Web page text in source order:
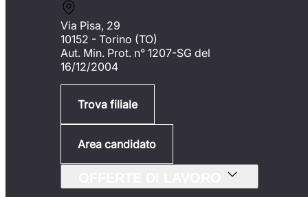
Via Pisa, 29
10152 - Torino (TO)
Aut. Min. Prot. n° 1207-SG del
16/12/2004
Trova filiale
Area candidato